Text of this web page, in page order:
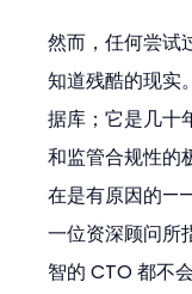
然而，任何尝试
知道残酷的现实
据库；它是几十
和监管合规性的
在是有原因的
一位资深顾问所
智的 CTO 都不